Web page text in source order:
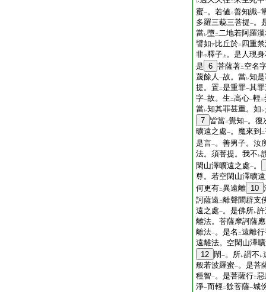
レ 二
蜜一。若値二善知識一
多羅三藐三菩提一。
當レ墮二二地若阿羅
譬如下 比丘於二 四重
非中釋子 上 。是人現
是 6 菩薩著二 空名
蔑餘人 一故。當レ知
提。置二是重罪一其
字一故。生 二高心一輕三
當レ知其罪甚重。如 レ
7 皆當二覺知一。復
曠遠之處一。魔來到 二
是言一。善男子。汝
法。須菩提。我不 レ
閑山澤曠遠之處一。
尊。若空閑山澤曠
何更有二異遠離 10
訶薩遠 二離聲聞辟支
遠之處一。是佛所レ
離法。菩薩摩訶薩應
離法一。是名 二遠離
遠離法。空閑山澤
12 閙 一。所レ謂不 レ
般若波羅蜜一。是菩
種智一。是菩薩行二
淨一而輕二餘菩薩一城